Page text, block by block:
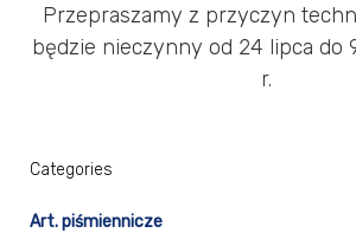
Przepraszamy z przyczyn
będzie nieczynny od 24 lipca do
r.
Categories
Art. piśmiennicze